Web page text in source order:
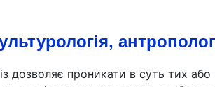
дозволяє проникати в суть тих або